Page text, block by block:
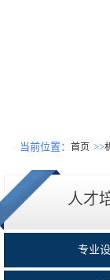
当前位置： 首页 >>
人才
专业